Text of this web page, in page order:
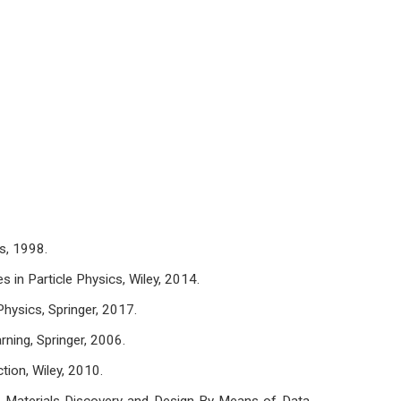
1998.
in Particle Physics, Wiley, 2014.
Springer, 2017.
Springer, 2006.
Wiley, 2010.